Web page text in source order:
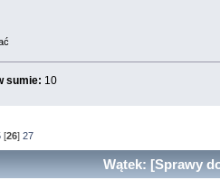
sumie: 10
[26]27
Wątek: [Sprawy